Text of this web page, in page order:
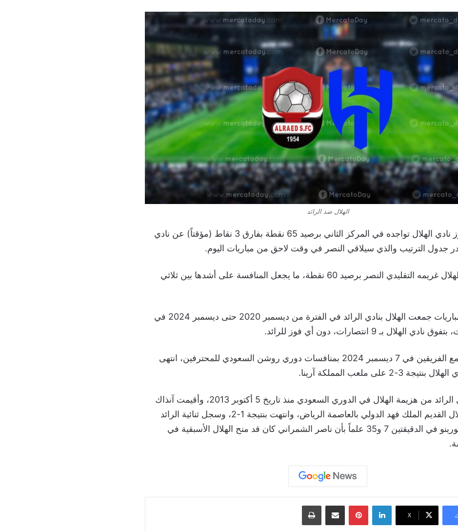
الهلال ضد الرائد
بهذه النتيجة عزز نادي الهلال تواجده في المركز الثاني برصيد 65 نقطة بفارق 3 نقاط (مؤقتاً) عن نادي
جدول الترتيب والذي سيلاقي النصر في وقت لاحق من مباريات اليوم.
ويأتي من بعد الهلال غريمه التقليدي النصر برصيد 60 نقطة، ما يجعل المنافسة على أشدها بين ثلاثي
انتهت آخر 10 مباريات جمعت الهلال بنادي الرائد في الفترة من ديسمبر 2020 حتى ديسمبر 2024 في
بـ 9 انتصارات، دون أي فوز للرائد.
كان آخر لقاء جمع الفريقين في 7 ديسمبر 2024 بمنافسات دوري روشن السعودي للمحترفين، انتهى
2 على ملعب المملكة آرينا.
ولم يتمكن نادي الرائد من هزيمة الهلال في الدوري السعودي منذ تاريخ 5 أكتوبر 2013، وأقيمت آنذاك
على ملعب الهلال القديم الملك فهد الدولي بالعاصمة الرياض، وانتهت بنتيجة 1-2، وسجل ثنائية الرائد
اللاعب برونو مورينو في الدقيقتين 7 و35 علماً بأن ناصر الشمراني كان قد منح الهلال الأسبقية في
‫X
لينكدإن بينتيريست